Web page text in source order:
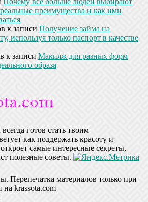
преимущества и как ими
к записи Получение займа на
используя только паспорт в качестве
к записи Макияж для разных форм
образа
готов стать твоим
как поддержать красоту и
откроет самые интересные секреты,
полезные советы.
Перепечатка материалов только при
krassota.com